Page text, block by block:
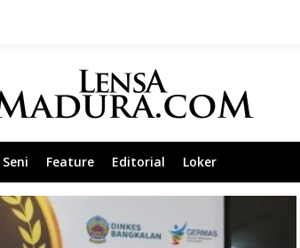
Seni Feature Editorial Loker